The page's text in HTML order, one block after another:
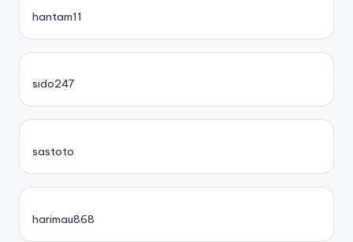
hantam11
sido247
sastoto
harimau868